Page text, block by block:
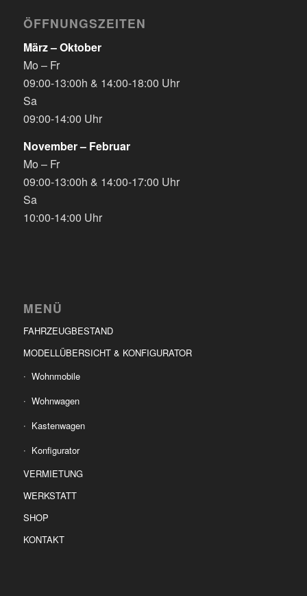
ÖFFNUNGSZEITEN
März – Oktober
Mo – Fr
09:00-13:00h & 14:00-18:00 Uhr
Sa
09:00-14:00 Uhr
November – Februar
Mo – Fr
09:00-13:00h & 14:00-17:00 Uhr
Sa
10:00-14:00 Uhr
MENÜ
FAHRZEUGBESTAND
MODELLÜBERSICHT & KONFIGURATOR
Wohnmobile
Wohnwagen
Kastenwagen
Konfigurator
VERMIETUNG
WERKSTATT
SHOP
KONTAKT